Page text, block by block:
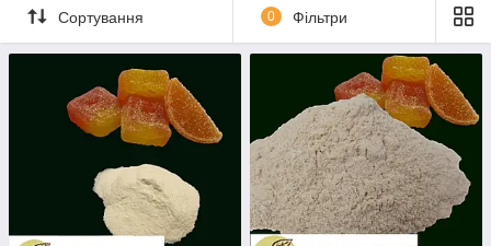
засвоюється травною системою, будучи природним
ентеросорбентом. Він сорбує жири та жовчні кислоти у
тонкому кишечнику, захищає оболонку шлунково-кишкового
тракту, знижує рівень холестерину в крові, сприяє
налагодженню правильного обміну речовин, сприяючи
виробленню вітамінів та прискорюючи метаболізм. Ці корисні
властивості пектину використовують у медицині, вводячи його
до складу ліків від запорів та діареї, а також у БАДи,
використовуючи сорбентні властивості пектину, що сприяють
виведенню з організму важких металів та токсинів. Добова
норма споживання пектину -15г.
Сортування 0 Фільтри